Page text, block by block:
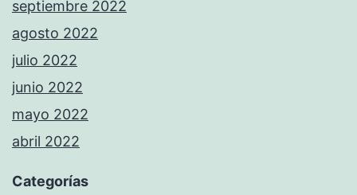
septiembre 2022
agosto 2022
julio 2022
junio 2022
mayo 2022
abril 2022
Categorías